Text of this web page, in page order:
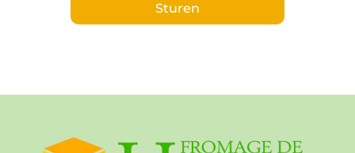
Sturen